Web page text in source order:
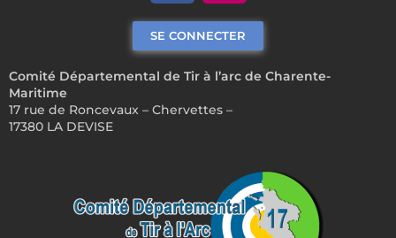
Comité Départemental de Tir à l’arc de Charente-
Maritime
17 rue de Roncevaux – Chervettes –
17380 LA DEVISE
SE CONNECTER